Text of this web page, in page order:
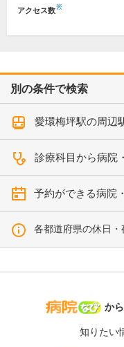
アクセス数※
別の条件で検索
愛環梅坪駅の周辺
診療科目から病院
予約ができる病院
各都道府県の休日
病
か
知りたい